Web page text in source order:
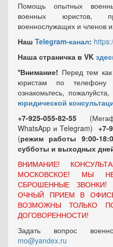
Помощь опытных
военных юристов,
военнослужащих и членов
Наш Telegram-канал:
Наша страничка в VK
*Внимание! Перед тем
юристам по
ознакомьтесь,
юридической
+7-925-055-82-55
WhatsApp и Telegram) +7-
(режим работы 9:00-
субботы и выходных
ВНИМАНИЕ!
МОСКОВСКОЕ! МЫ
СБРОШЕННЫЕ
ОЧНЫЙ ПРИЕМ В
ВОЗМОЖНЫ ТОЛЬКО
ДОГОВОРЕННОСТИ!
Задать вопрос
mo@yandex.ru